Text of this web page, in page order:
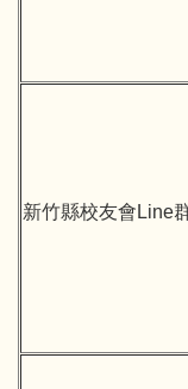
新竹縣校友會Line